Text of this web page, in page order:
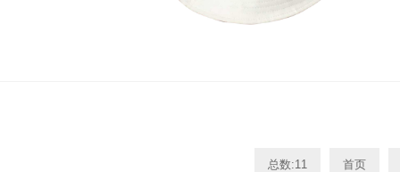
总数:11 首页